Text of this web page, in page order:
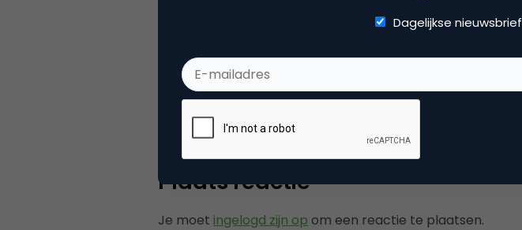
Tags mobile marketing
Plaats reactie
Je moet ingelogd zijn op om een reactie te plaatsen.
Dagelijkse nieuwsbrief